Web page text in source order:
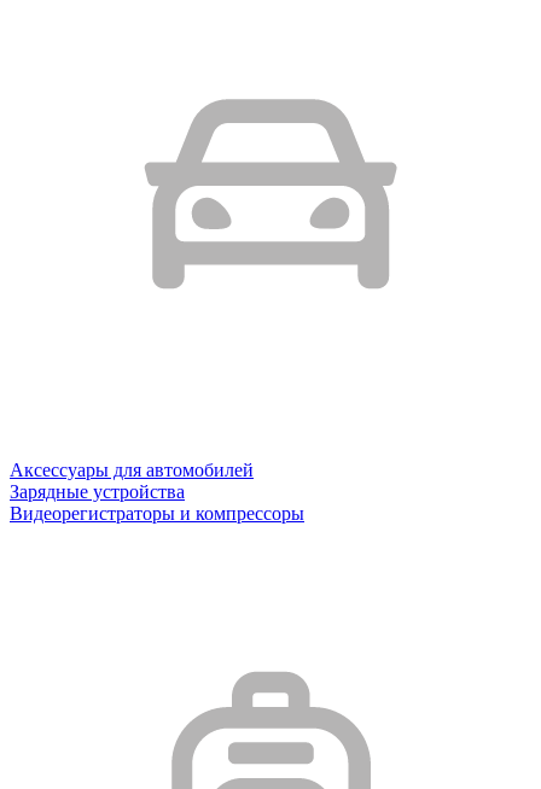
Аксессуары для автомобилей
Зарядные устройства
Видеорегистраторы и компрессоры